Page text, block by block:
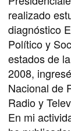
realizado
diagnóstico
Político y
estados de
2008,
Nacional de
Radio y
En mi